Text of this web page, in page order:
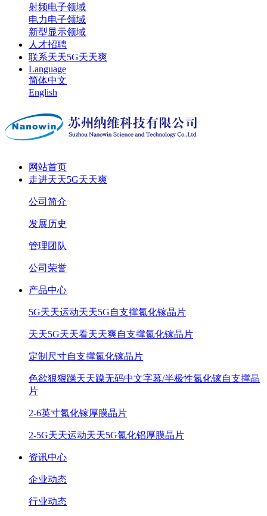
射频电子领域
电力电子领域
新型显示领域
人才招聘
联系天天5G天天爽
Language
简体中文
English
网站首页
走进天天5G天天爽
公司简介
发展历史
管理团队
公司荣誉
产品中心
5G天天运动天天5G自支撑氮化镓晶片
天天5G天天看天天爽自支撑氮化镓晶片
定制尺寸自支撑氮化镓晶片
色欲狠狠躁天天躁无码中文字幕/半极性氮化镓自支撑晶
片
2-6英寸氮化镓厚膜晶片
2-5G天天运动天天5G氮化铝厚膜晶片
资讯中心
企业动态
行业动态